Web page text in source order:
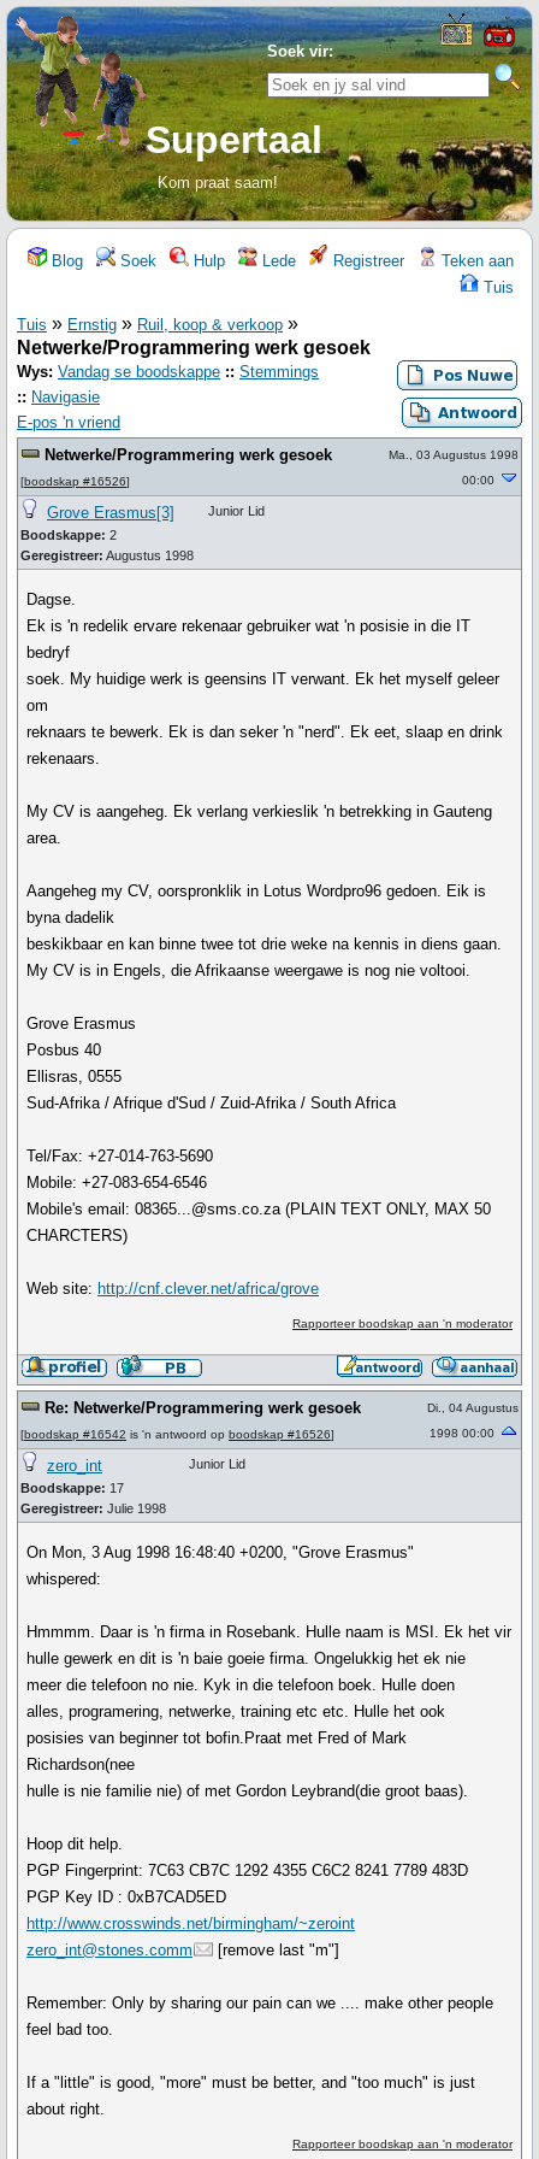
Soek vir:
Supertaal
Kom praat saam!
Blog Soek Hulp Lede Registreer
Teken aan
Tuis
Tuis » Ernstig » Ruil, koop & verkoop »
Netwerke/Programmering werk gesoek
Wys: Vandag se boodskappe :: Stemmings
:: Navigasie
E-pos 'n vriend
Netwerke/Programmering werk gesoek
[boodskap #16526]
Ma., 03 Augustus 1998
00:00
Grove Erasmus[3]
Boodskappe: 2
Geregistreer: Augustus 1998
Junior Lid
Dagse.
Ek is 'n redelik ervare rekenaar gebruiker wat 'n posisie in die IT
bedryf
soek. My huidige werk is geensins IT verwant. Ek het myself geleer
om
reknaars te bewerk. Ek is dan seker 'n "nerd". Ek eet, slaap en drink
rekenaars.
My CV is aangeheg. Ek verlang verkieslik 'n betrekking in Gauteng
area.
Aangeheg my CV, oorspronklik in Lotus Wordpro96 gedoen. Eik is
byna dadelik
beskikbaar en kan binne twee tot drie weke na kennis in diens gaan.
My CV is in Engels, die Afrikaanse weergawe is nog nie voltooi.
Grove Erasmus
Posbus 40
Ellisras, 0555
Sud-Afrika / Afrique d'Sud / Zuid-Afrika / South Africa
Tel/Fax: +27-014-763-5690
Mobile: +27-083-654-6546
Mobile's email: 08365...@sms.co.za (PLAIN TEXT ONLY, MAX 50
CHARCTERS)
Web site: http://cnf.clever.net/africa/grove
Rapporteer boodskap aan 'n moderator
Re: Netwerke/Programmering werk gesoek
[boodskap #16542 is 'n antwoord op boodskap #16526]
Di., 04 Augustus
1998 00:00
zero_int
Boodskappe: 17
Geregistreer: Julie 1998
Junior Lid
On Mon, 3 Aug 1998 16:48:40 +0200, "Grove Erasmus"
whispered:
Hmmmm. Daar is 'n firma in Rosebank. Hulle naam is MSI. Ek het vir
hulle gewerk en dit is 'n baie goeie firma. Ongelukkig het ek nie
meer die telefoon no nie. Kyk in die telefoon boek. Hulle doen
alles, programering, netwerke, training etc etc. Hulle het ook
posisies van beginner tot bofin.Praat met Fred of Mark
Richardson(nee
hulle is nie familie nie) of met Gordon Leybrand(die groot baas).
Hoop dit help.
PGP Fingerprint: 7C63 CB7C 1292 4355 C6C2 8241 7789 483D
PGP Key ID : 0xB7CAD5ED
http://www.crosswinds.net/birmingham/~zeroint
zero_int@stones.comm
[remove last "m"]
Remember: Only by sharing our pain can we .... make other people
feel bad too.
If a "little" is good, "more" must be better, and "too much" is just
about right.
Rapporteer boodskap aan 'n moderator